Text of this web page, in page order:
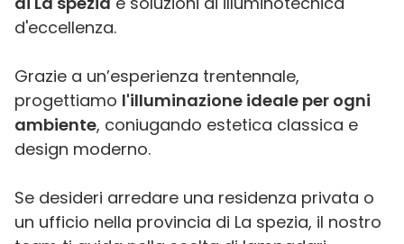
d'eccellenza.
Grazie a un’esperienza trentennale,
progettiamo l'illuminazione ideale per ogni
ambiente, coniugando estetica classica e
design moderno.
Se desideri arredare una residenza privata o
un ufficio nella provincia di La spezia, il nostro